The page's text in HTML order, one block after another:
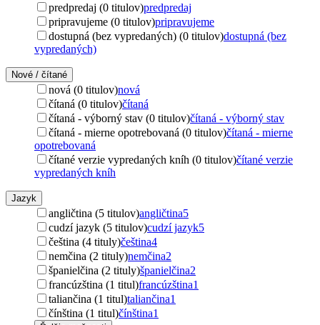
predpredaj (0 titulov)predpredaj
pripravujeme (0 titulov)pripravujeme
dostupná (bez vypredaných) (0 titulov)dostupná (bez
vypredaných)
Nové / čítané
nová (0 titulov)nová
čítaná (0 titulov)čítaná
čítaná - výborný stav (0 titulov)čítaná - výborný stav
čítaná - mierne opotrebovaná (0 titulov)čítaná - mierne
opotrebovaná
čítané verzie vypredaných kníh (0 titulov)čítané verzie
vypredaných kníh
Jazyk
angličtina (5 titulov)angličtina5
cudzí jazyk (5 titulov)cudzí jazyk5
čeština (4 tituly)čeština4
nemčina (2 tituly)nemčina2
španielčina (2 tituly)španielčina2
francúzština (1 titul)francúzština1
taliančina (1 titul)taliančina1
čínština (1 titul)čínština1